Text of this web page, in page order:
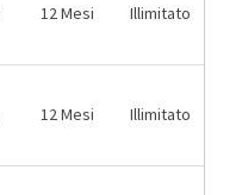
12 Mesi Illimitato
12 Mesi Illimitato